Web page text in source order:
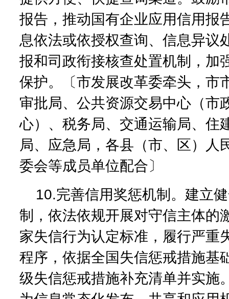
报告，推动国有企业应用信用报
息依法或依授权查询、信息异议
报和司政衔接核查处置机制，加
保护。〔市发展改革委牵头，市
审批局、公共资源交易中心（市
心）、税务局、交通运输局、住
局、应急局，各县（市、区）人
委会等成员单位配合〕
10.完善信用奖惩机制。建立
制，依法依规开展对守信主体的
家失信行为认定标准，履行严重
程序，依据全国失信惩戒措施基
级失信惩戒措施补充清单并实施